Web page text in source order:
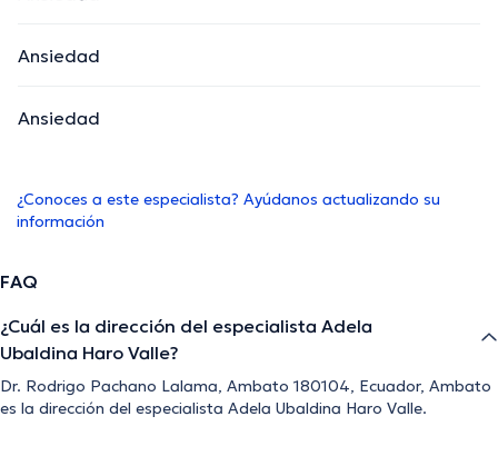
Ansiedad
Ansiedad
¿Conoces a este especialista? Ayúdanos actualizando su
información
FAQ
¿Cuál es la dirección del especialista Adela
Ubaldina Haro Valle?
Dr. Rodrigo Pachano Lalama, Ambato 180104, Ecuador, Ambato
es la dirección del especialista Adela Ubaldina Haro Valle.